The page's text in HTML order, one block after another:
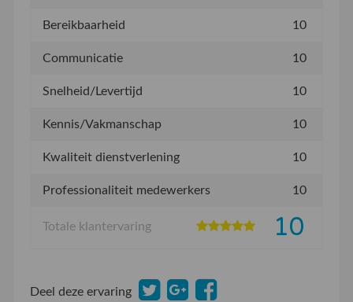
Bereikbaarheid 10
Communicatie 10
Snelheid/Levertijd 10
Kennis/Vakmanschap 10
Kwaliteit dienstverlening 10
Professionaliteit medewerkers 10
Totale klantervaring 10
Deel deze ervaring